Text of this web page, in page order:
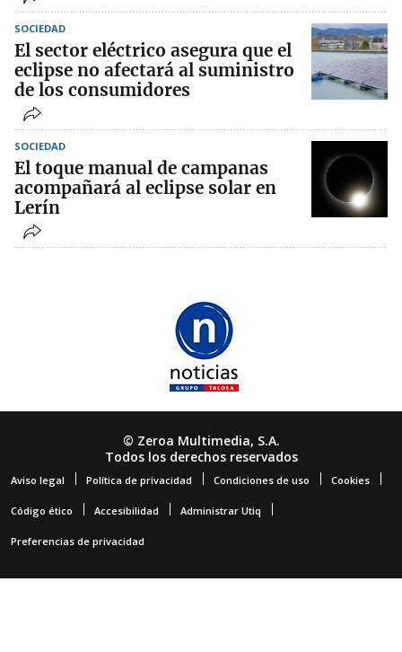
SOCIEDAD
El sector eléctrico asegura que el
eclipse no afectará al suministro
de los consumidores
SOCIEDAD
El toque manual de campanas
acompañará al eclipse solar en
Lerín
© Zeroa Multimedia, S.A.
Todos los derechos reservados
Aviso legal Política de privacidad Condiciones de uso Cookies
Código ético Accesibilidad Administrar Utiq
Preferencias de privacidad